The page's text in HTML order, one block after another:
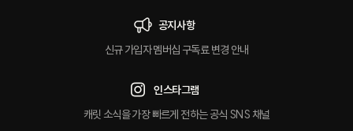
공지사항
신규 가입자 멤버십 구독료 변경 안내
인스타그램
캐릿 소식을 가장 빠르게 전하는 공식 SNS 채널